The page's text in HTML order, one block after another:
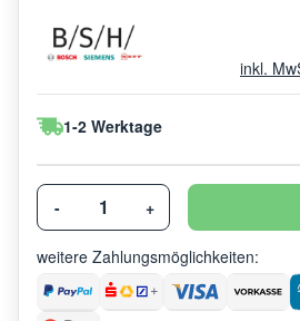
inkl.
1-2 Werktage
- +
weitere Zahlungsmöglichkeiten: